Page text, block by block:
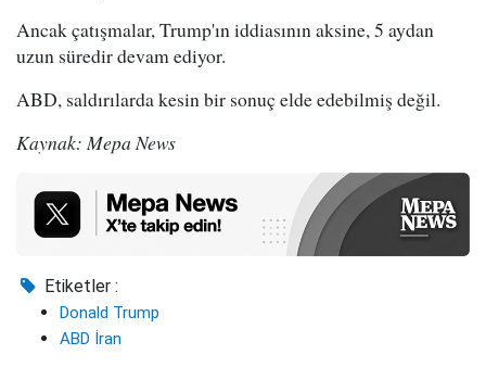
Ancak çatışmalar, Trump'ın iddiasının aksine, 5 aydan
uzun süredir devam ediyor.
ABD, saldırılarda kesin bir sonuç elde edebilmiş değil.
Kaynak: Mepa News
Etiketler :
Donald Trump
ABD İran